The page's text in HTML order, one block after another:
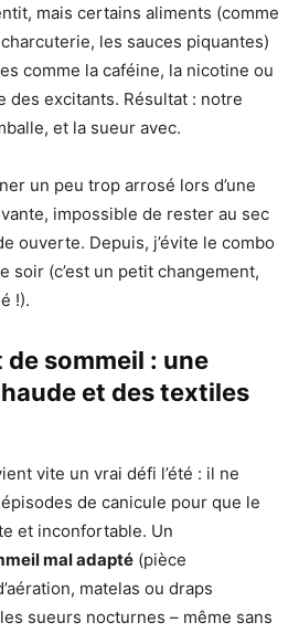
mais certains aliments (comme
les sauces piquantes)
comme la caféine, la nicotine ou
des excitants. Résultat : notre
et la sueur avec.
un peu trop arrosé lors d’une
impossible de rester au sec
ouverte. Depuis, j’évite le combo
soir (c’est un petit changement,
!).
sommeil : une
et des textiles
vite un vrai défi l’été : il ne
de canicule pour que le
et inconfortable. Un
mal adapté (pièce
matelas ou draps
sueurs nocturnes – même sans